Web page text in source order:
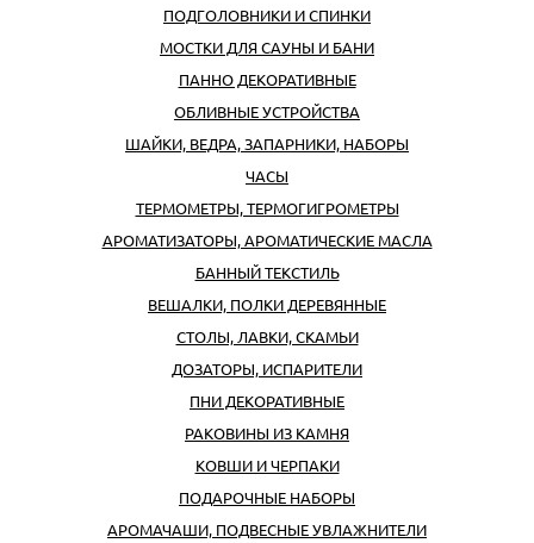
ПОДГОЛОВНИКИ И СПИНКИ
МОСТКИ ДЛЯ САУНЫ И БАНИ
ПАННО ДЕКОРАТИВНЫЕ
ОБЛИВНЫЕ УСТРОЙСТВА
ШАЙКИ, ВЕДРА, ЗАПАРНИКИ, НАБОРЫ
ЧАСЫ
ТЕРМОМЕТРЫ, ТЕРМОГИГРОМЕТРЫ
АРОМАТИЗАТОРЫ, АРОМАТИЧЕСКИЕ МАСЛА
БАННЫЙ ТЕКСТИЛЬ
ВЕШАЛКИ, ПОЛКИ ДЕРЕВЯННЫЕ
СТОЛЫ, ЛАВКИ, СКАМЬИ
ДОЗАТОРЫ, ИСПАРИТЕЛИ
ПНИ ДЕКОРАТИВНЫЕ
РАКОВИНЫ ИЗ КАМНЯ
КОВШИ И ЧЕРПАКИ
ПОДАРОЧНЫЕ НАБОРЫ
АРОМАЧАШИ, ПОДВЕСНЫЕ УВЛАЖНИТЕЛИ